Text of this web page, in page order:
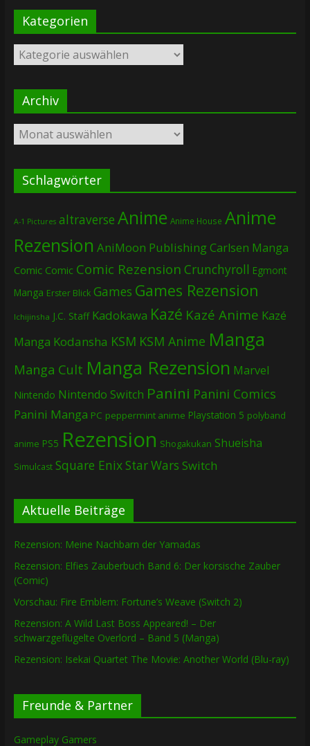
Kategorien
Kategorien
Archiv
Archiv
Schlagwörter
A-1 Pictures altraverse Anime Anime House Anime
Rezension AniMoon PublishingCarlsen Manga
Comic Comic Comic Rezension Crunchyroll Egmont
Manga Erster Blick Games Games Rezension
Ichijinsha J.C. Staff Kadokawa Kazé Kazé Anime Kazé
Manga Kodansha KSM KSM Anime Manga
Manga Cult Manga Rezension Marvel
Nintendo Nintendo Switch Panini Panini Comics
Panini Manga PC peppermint anime Playstation 5 polyband
anime PS5 Rezension Shogakukan Shueisha
Simulcast Square EnixStar Wars Switch
Aktuelle Beiträge
Rezension: Meine Nachbarn der Yamadas
Rezension: Elfies Zauberbuch Band 6: Der korsische Zauber
(Comic)
Vorschau: Fire Emblem: Fortune’s Weave (Switch 2)
Rezension: A Wild Last Boss Appeared! – Der
schwarzgeflügelte Overlord – Band 5 (Manga)
Rezension: Isekai Quartet The Movie: Another World (Blu-ray)
Freunde & Partner
Gameplay Gamers